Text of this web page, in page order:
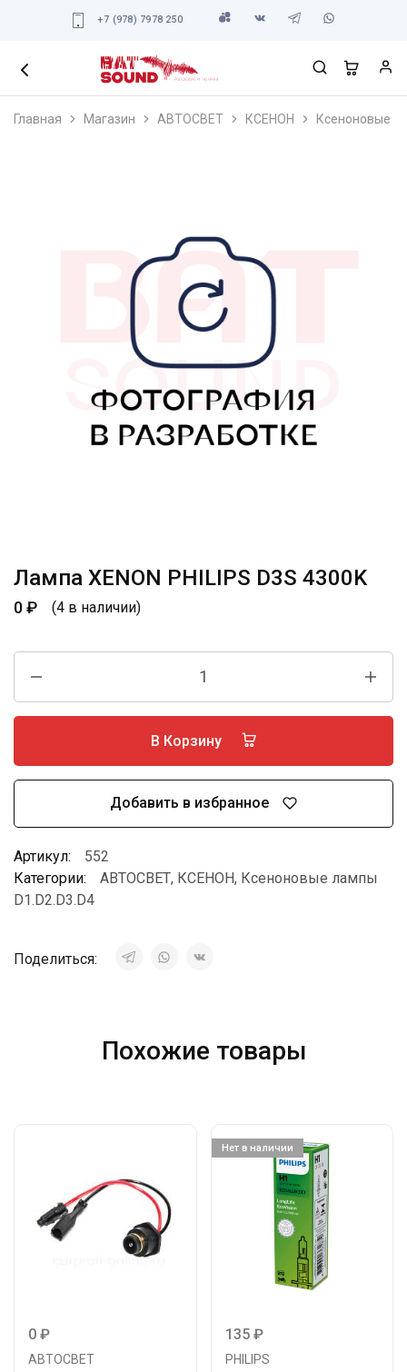
+7 (978) 7978 250
Главная Магазин АВТОСВЕТ КСЕНОН Ксеноновые
Лампа XENON PHILIPS D3S 4300K
0₽ (4 в наличии)
В Корзину
Добавить в избранное
Артикул:
552
Категории:
АВТОСВЕТ, КСЕНОН, Ксеноновые лампы
D1.D2.D3.D4
Поделиться:
Похожие товары
0 ₽
АВТОСВЕТ
Нет в наличии
135 ₽
PHILIPS